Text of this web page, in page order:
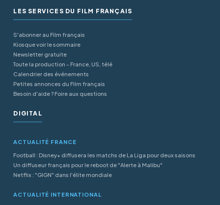
LES SERVICES DU FILM FRANÇAIS
S'abonner au Film français
Kiosque voir le sommaire
Newsletter gratuite
Toute la production - France, US, télé
Calendrier des événements
Petites annonces du Film français
Besoin d'aide ? Foire aux questions
DIGITAL
ACTUALITÉ FRANCE
Football : Disney+ diffusera les matchs de La Liga pour deux saisons
Un diffuseur français pour le reboot de "Alerte à Malibu"
Netflix : "GIGN" dans l'élite mondiale
ACTUALITÉ INTERNATIONAL